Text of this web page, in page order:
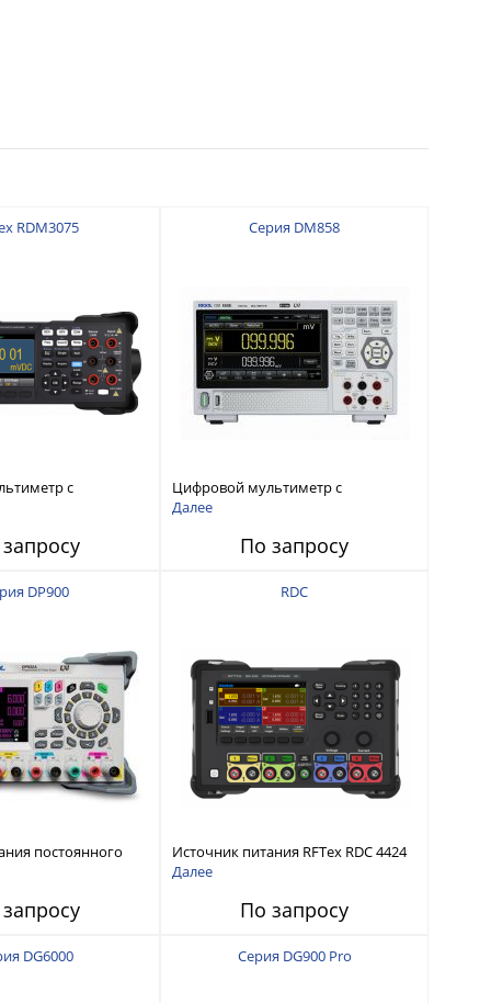
RDM3075
с
½
Серия DM858
Цифровой мультиметр с
разрядностью 5½ и
host, LAN и Web control
Далее
По запросу
DP900
постоянного
до 210 Вт
RDC
Источник питания RFTex RDC 4424
4 канала, 32 В/3.2 А
Далее
По запросу
DG6000 Серия DG900 Pro